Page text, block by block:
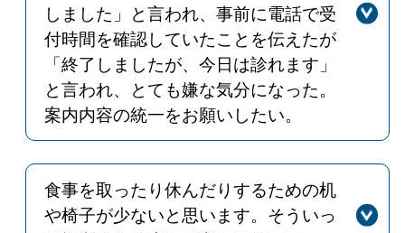
しました」と言われ、事前に電話で受
付時間を確認していたことを伝えたが
「終了しましたが、今日は診れます」
と言われ、とても嫌な気分になった。
案内内容の統一をお願いしたい。
回答
診療科受付で不快な思いをおかけし申
し訳ございませんでした。今後は、職
員の案内内容の統一を再度周知し、こ
のようなことが無いよう対応いたしま
食事を取ったり休んだりするための机
や椅子が少ないと思います。そういっ